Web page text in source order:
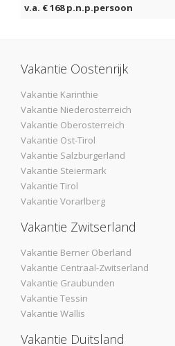
v.a. € 168 p.n.p.persoon
Vakantie Oostenrijk
Vakantie Karinthie
Vakantie Niederosterreich
Vakantie Oberosterreich
Vakantie Ost-Tirol
Vakantie Salzburgerland
Vakantie Steiermark
Vakantie Tirol
Vakantie Vorarlberg
Vakantie Zwitserland
Vakantie Berner Oberland
Vakantie Centraal-Zwitserland
Vakantie Graubunden
Vakantie Tessin
Vakantie Wallis
Vakantie Duitsland